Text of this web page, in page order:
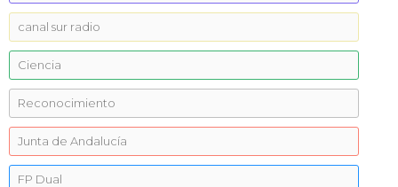
canal sur radio
Ciencia
Reconocimiento
Junta de Andalucía
FP Dual